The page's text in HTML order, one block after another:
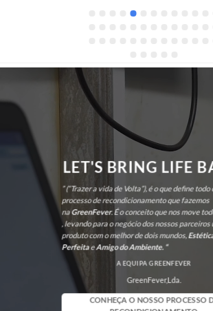
também me recomendou um monitor
LET'S BRING LIFE
” (“Trazer a vida de Volta”), é o que define todo
processo de recondicionamento que fazemos
naGreenFever. É o conceito que nos move
, levando para o negócio dos nossos parceiros
produto com o melhor de dois mundos,
PerfeitaeAmigo do Ambiente. “
A EQUIPA GREENFEVER
GreenFever,Lda.
CONHEÇA O NOSSO PROCESSO